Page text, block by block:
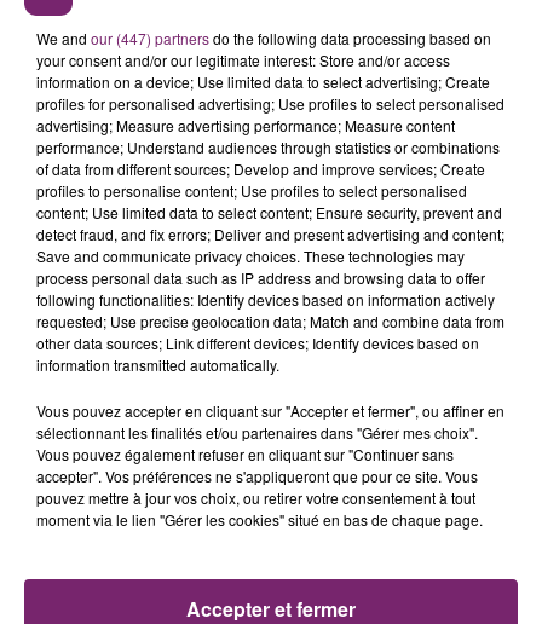
La fourrière de Roubaix (fermée au public)
Tous les animaux à l’adoption, en refuge ou en familles
d’accueil sont visibles ici
www.lpa-nf.org
We and our (447) partnersdo the following data processing based on
your consent and/or our legitimate interest: Store and/or access
information on a device; Use limited data to select advertising; Create
profiles for personalised advertising; Use profiles to select personalised
advertising; Measure advertising performance; Measure content
performance; Understand audiences through statistics or combinations
of data from different sources; Develop and improve services; Create
profiles to personalise content; Use profiles to select personalised
content; Use limited data to select content; Ensure security, prevent and
detect fraud, and fix errors; Deliver and present advertising and content;
Save and communicate privacy choices. These technologies may
process personal data such as IP address and browsing data to offer
following functionalities: Identify devices based on information actively
requested; Use precise geolocation data; Match and combine data from
other data sources; Link different devices; Identify devices based on
information transmitted automatically.
Vous pouvez accepter en cliquant sur "Accepter et fermer", ou affiner en
sélectionnant les finalités et/ou partenaires dans "Gérer mes choix".
Vous pouvez également refuser en cliquant sur "Continuer sans
accepter". Vos préférences ne s'appliqueront que pour ce site. Vous
pouvez mettre à jour vos choix, ou retirer votre consentement à tout
moment via le lien "Gérer les cookies" situé en bas de chaque page.
Accepter et fermer